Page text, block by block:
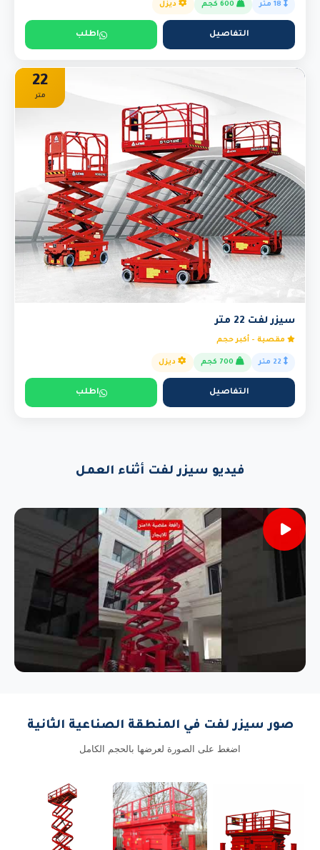
ديزل
التفاصيل اطلب
22
متر
سيزر لفت 22 متر
مقصية - أكبر حجم
ديزل
التفاصيل اطلب
فيديو سيزر لفت أثناء العمل
صور سيزر لفت في المنطقة الصناعية الثانية
اضغط على الصورة لعرضها بالحجم الكامل